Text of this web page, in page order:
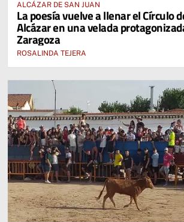
ALCÁZAR DE SAN JUAN
La poesía vuelve a llenar el Círculo
Alcázar en una velada
Zaragoza
ROSALINDA TEJERA